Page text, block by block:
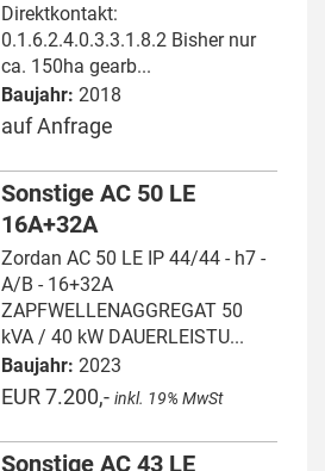
Direktkontakt:
0.1.6.2.4.0.3.3.1.8.2 Bisher nur
ca. 150ha gearb...
Baujahr: 2018
auf Anfrage
Sonstige AC 50 LE
16A+32A
Zordan AC 50 LE IP 44/44 - h7 -
A/B - 16+32A
ZAPFWELLENAGGREGAT 50
kVA / 40 kW DAUERLEISTU...
Baujahr: 2023
EUR 7.200,- inkl. 19% MwSt
Sonstige AC 43 LE